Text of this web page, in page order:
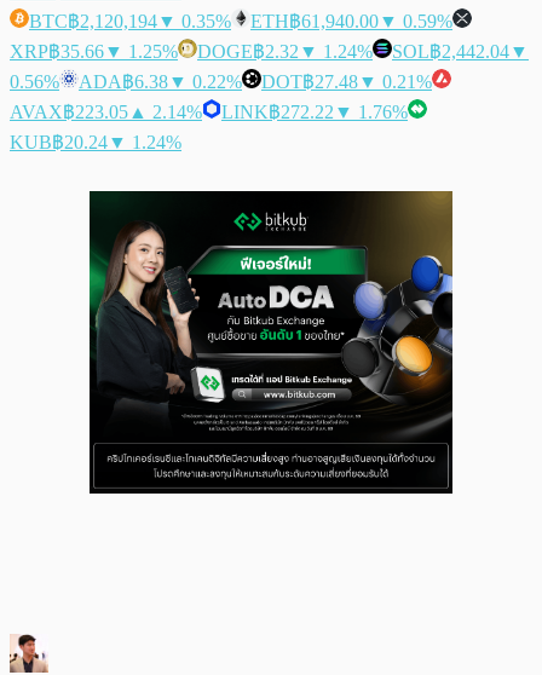
BTC฿2,120,194▼ 0.35% ETH฿61,940.00▼ 0.59%
XRP฿35.66▼ 1.25% DOGE฿2.32 ▼ 1.24% SOL฿2,442.04▼
0.56%
ADA฿6.38▼ 0.22% DOT฿27.48▼ 0.21%
AVAX฿223.05 ▲ 2.14% LINK฿272.22 ▼ 1.76%
KUB฿20.24▼ 1.24%